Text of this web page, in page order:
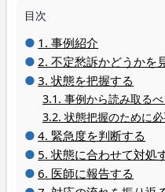
目次
事例紹介
不定愁訴かどうかを
状態を把握する
事例から読み取る
状態把握のために
緊急度を判断する
状態に合わせて対処
医師に報告する